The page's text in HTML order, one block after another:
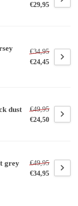
€29,95
€34,95
€24,45
dust
€49,95
€24,50
grey
€49,95
€34,95